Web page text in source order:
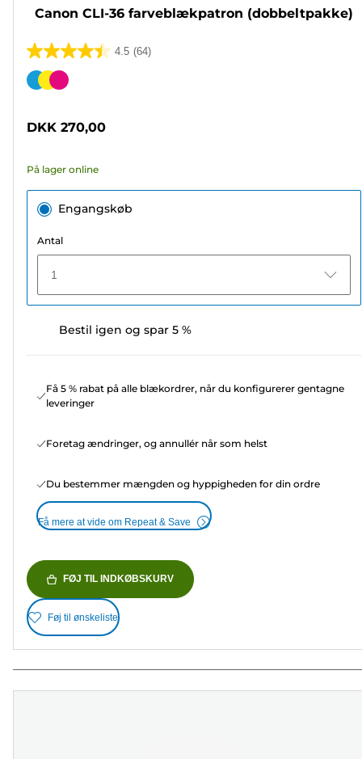
Canon CLI-36 farveblækpatron (dobbeltpakke)
4.5 (64)
4.5
ud
stjerner.
anmeldelser
Farvepatron
DKK 270,00
På lager online
Engangskøb
Antal
1
Bestil igen og spar 5 %
Få 5 % rabat på alle blækordrer, når du konfigurerer gentagne
leveringer
Foretag ændringer, og annullér når som helst
Du bestemmer mængden og hyppigheden for din ordre
Få mere at vide om Repeat & Save
FØJ TIL INDKØBSKURV
Føj til ønskeliste